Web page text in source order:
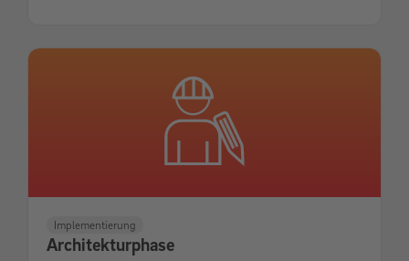
Implementierung
Architekturphase